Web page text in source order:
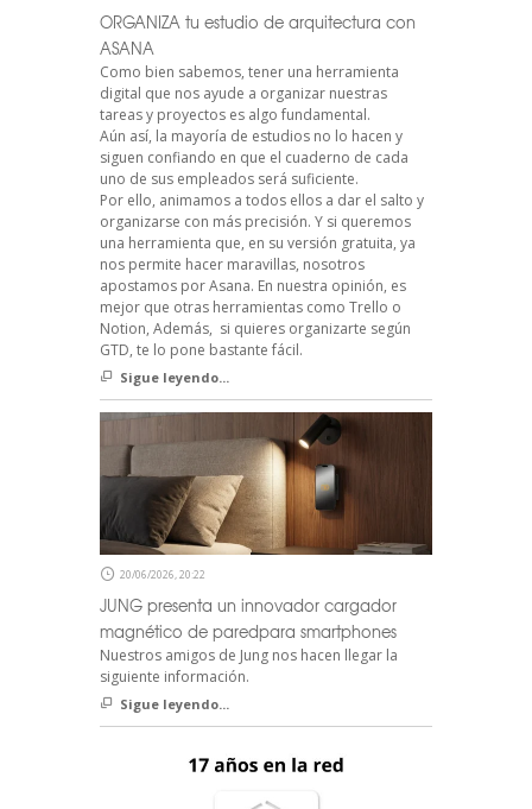
ORGANIZA tu estudio de arquitectura con
ASANA
Como bien sabemos, tener una herramienta
digital que nos ayude a organizar nuestras
tareas y proyectos es algo fundamental.
Aún así, la mayoría de estudios no lo hacen y
siguen confiando en que el cuaderno de cada
uno de sus empleados será suficiente.
Por ello, animamos a todos ellos a dar el salto y
organizarse con más precisión. Y si queremos
una herramienta que, en su versión gratuita, ya
nos permite hacer maravillas, nosotros
apostamos por Asana. En nuestra opinión, es
mejor que otras herramientas como Trello o
Notion, Además, si quieres organizarte según
GTD, te lo pone bastante fácil.
Sigue leyendo...
20/06/2026, 20:22
JUNG presenta un innovador cargador
magnético de paredpara smartphones
Nuestros amigos de Jung nos hacen llegar la
siguiente información.
Sigue leyendo...